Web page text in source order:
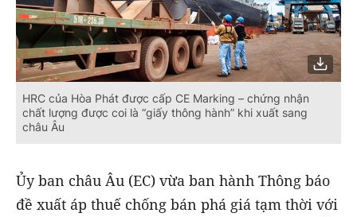
HRC của Hòa Phát được cấp CE Marking – chứng nhận
chất lượng được coi là “giấy thông hành” khi xuất sang
châu Âu
Ủy ban châu Âu (EC) vừa ban hành Thông báo
đề xuất áp thuế chống bán phá giá tạm thời với